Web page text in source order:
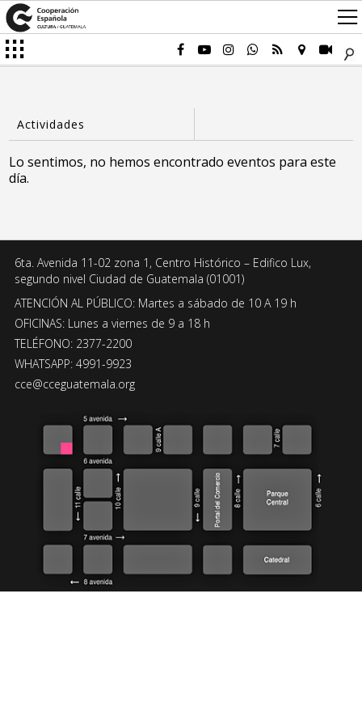
Lo sentimos, no hemos encontrado eventos para este
día.
6ta. Avenida 11-02 zona 1, Centro Histórico – Edifico Lux,
segundo nivel Ciudad de Guatemala (01001)
ATENCIÓN AL PÚBLICO: Martes a sábado de 10 A 19 h
OFICINAS: Lunes a viernes de 9 a 18 h
TELÉFONO: 2377-2200
WHATSAPP: 4991-9923
cce@cceguatemala.org